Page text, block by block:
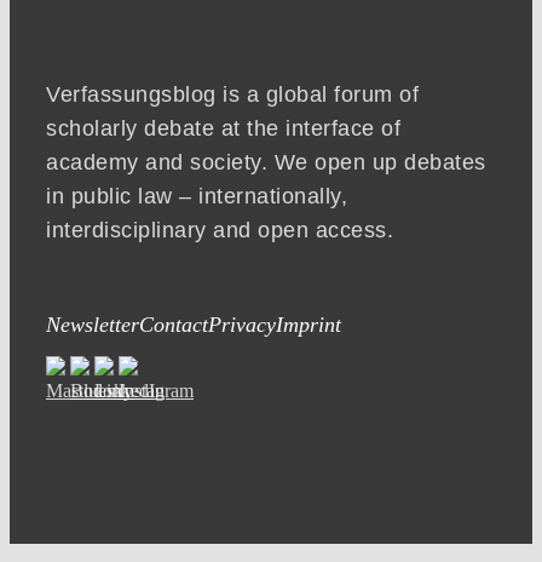
Verfassungsblog is a global forum of
scholarly debate at the interface of
academy and society. We open up debates
in public law – internationally,
interdisciplinary and open access.
NewsletterContactPrivacyImprint